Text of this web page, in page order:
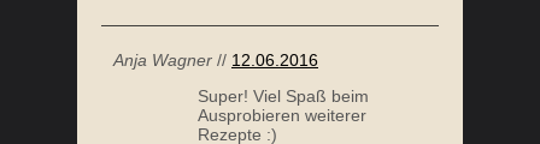
Anja Wagner // 12.06.2016
Super! Viel Spaß beim
Ausprobieren weiterer
Rezepte :)